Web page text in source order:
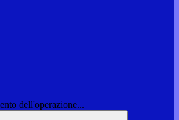
dell'operazione...